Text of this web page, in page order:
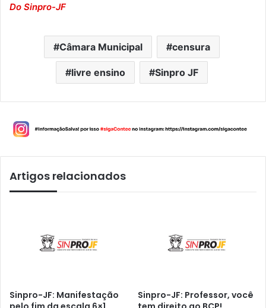
Do Sinpro-JF
Câmara Municipal censura
livre ensino Sinpro JF
Artigos relacionados
Sinpro-JF: Manifestação
Sinpro-JF: Professor, você